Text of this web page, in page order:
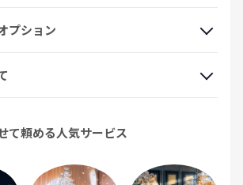
プション
て頼める人気サービス